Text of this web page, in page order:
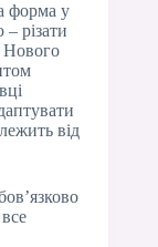
форма у
різати
Нового
від